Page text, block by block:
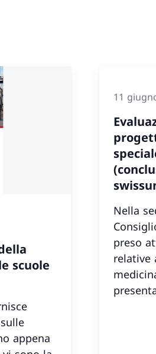
scuole
appena
11
Nella
preso
relative